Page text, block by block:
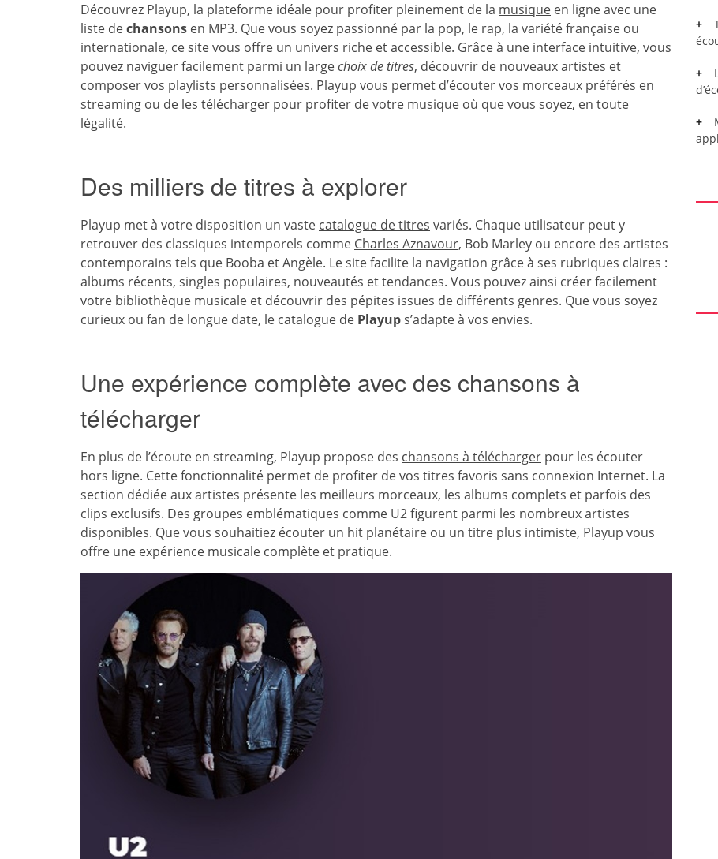
Découvrez Playup, la plateforme idéale pour profiter pleinement de la musique en ligne avec une
liste dechansons en MP3. Que vous soyez passionné par la pop, le rap, la variété française ou
internationale, ce site vous offre un univers riche et accessible. Grâce à une interface intuitive, vous
pouvez naviguer facilement parmi un largechoix de titres, découvrir de nouveaux artistes et
composer vos playlists personnalisées. Playup vous permet d’écouter vos morceaux préférés en
streaming ou de les télécharger pour profiter de votre musique où que vous soyez, en toute
légalité.
Des milliers de titres à explorer
Playup met à votre disposition un vaste catalogue de titres variés. Chaque utilisateur peut y
retrouver des classiques intemporels comme Charles Aznavour, Bob Marley ou encore des artistes
contemporains tels que Booba et Angèle. Le site facilite la navigation grâce à ses rubriques claires :
albums récents, singles populaires, nouveautés et tendances. Vous pouvez ainsi créer facilement
votre bibliothèque musicale et découvrir des pépites issues de différents genres. Que vous soyez
curieux ou fan de longue date, le catalogue de Playups’adapte à vos envies.
Une expérience complète avec des chansons à
télécharger
En plus de l’écoute en streaming, Playup propose des chansons à télécharger pour les écouter
hors ligne. Cette fonctionnalité permet de profiter de vos titres favoris sans connexion Internet. La
section dédiée aux artistes présente les meilleurs morceaux, les albums complets et parfois des
clips exclusifs. Des groupes emblématiques comme U2 figurent parmi les nombreux artistes
disponibles. Que vous souhaitiez écouter un hit planétaire ou un titre plus intimiste, Playup vous
offre une expérience musicale complète et pratique.